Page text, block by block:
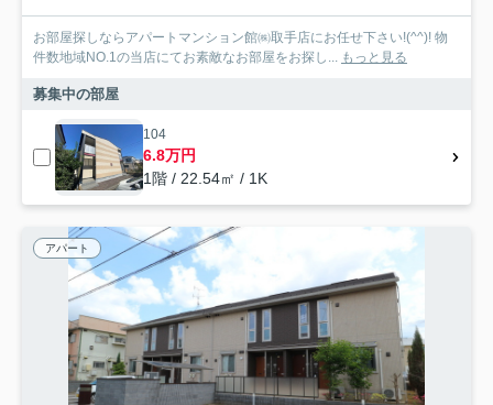
お部屋探しならアパートマンション館㈱取手店にお任せ下さい!(^^)! 物
件数地域NO.1の当店にてお素敵なお部屋をお探し... もっと見る
募集中の部屋
104
6.8万円
1階 / 22.54㎡ / 1K
アパート